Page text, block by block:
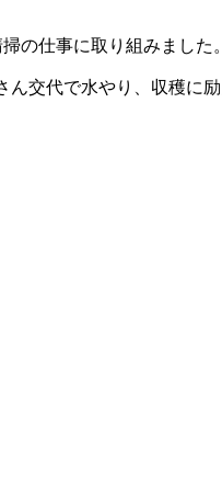
の仕事に取り組みました
ん交代で水やり、収穫に